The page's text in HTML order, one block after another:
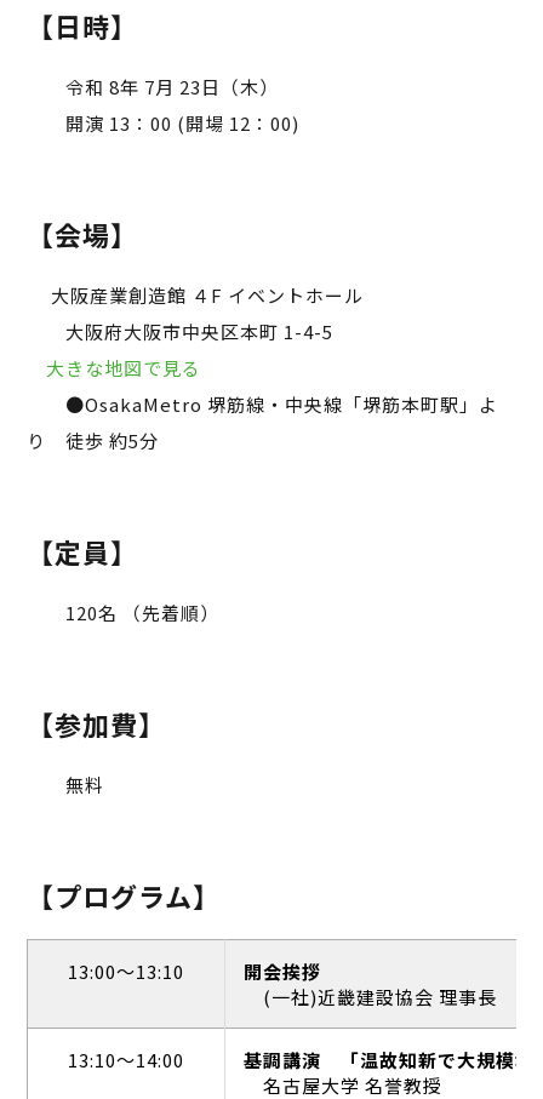
【日時】
令和 8年 7月 23日（木）
開演 13：00 (開場 12：00)
【会場】
⼤阪産業創造館 ４F イベントホール
⼤阪府⼤阪市中央区本町 1-4-5
大きな地図で見る
●OsakaMetro 堺筋線・中央線「堺筋本町駅」よ
り 徒歩 約5分
【定員】
120名 （先着順）
【参加費】
無料
【プログラム】
13:00～13:10
開会挨拶
(一社)近畿建設協会 理
13:10～14:00 基調講演
「温故知新で⼤規模
名古屋⼤学 名誉